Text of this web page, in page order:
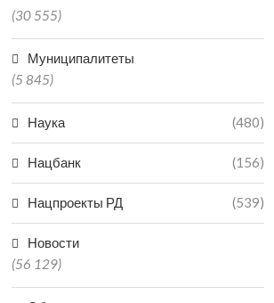
(30 555)
Муниципалитеты
(5 845)
Наука (480)
Нацбанк (156)
Нацпроекты РД (539)
Новости
(56 129)